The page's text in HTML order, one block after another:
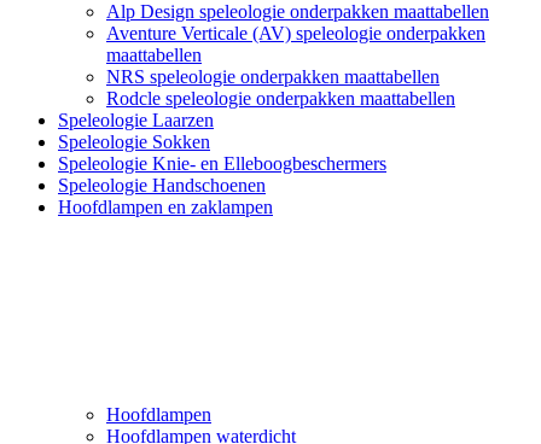
Alp Design speleologie onderpakken maattabellen
Aventure Verticale (AV) speleologie onderpakken
maattabellen
NRS speleologie onderpakken maattabellen
Rodcle speleologie onderpakken maattabellen
Speleologie Laarzen
Speleologie Sokken
Speleologie Knie- en Elleboogbeschermers
Speleologie Handschoenen
Hoofdlampen en zaklampen
Hoofdlampen
Hoofdlampen waterdicht